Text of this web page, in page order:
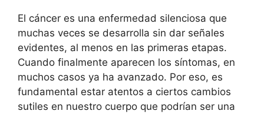
El cáncer es una enfermedad silenciosa que
muchas veces se desarrolla sin dar señales
evidentes, al menos en las primeras etapas.
Cuando finalmente aparecen los síntomas, en
muchos casos ya ha avanzado. Por eso, es
fundamental estar atentos a ciertos cambios
sutiles en nuestro cuerpo que podrían ser una